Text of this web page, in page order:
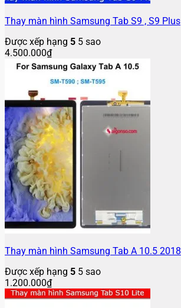
Thay màn hình Samsung Tab S9 , S9 Plus
Được xếp hạng 5 5 sao
4.500.000₫
Thay màn hình Samsung Tab A 10.5 2018
Được xếp hạng 5 5 sao
1.200.000₫